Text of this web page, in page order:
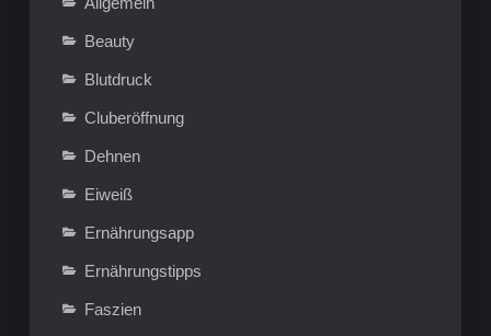
Beauty
Blutdruck
Cluberöffnung
Dehnen
Eiweiß
Ernährungsapp
Ernährungstipps
Faszien